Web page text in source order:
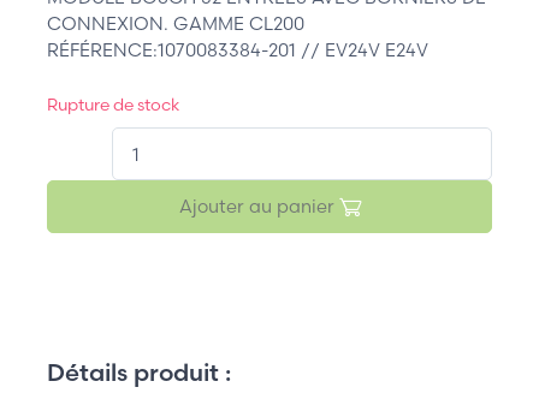
CONNEXION. GAMME CL200
RÉFÉRENCE:1070083384-201 // EV24V E24V
Rupture de stock
Ajouter au panier
Détails produit :